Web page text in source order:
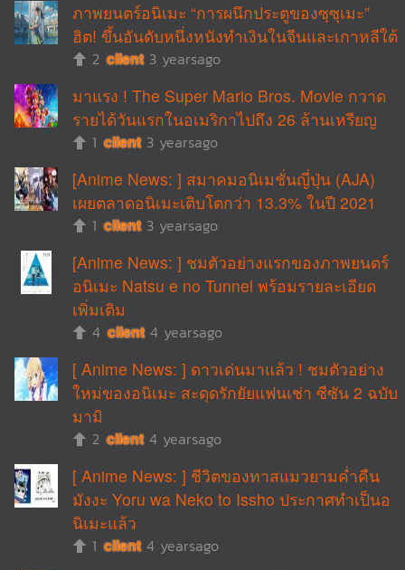
ภาพยนตร์อนิเมะ “การผนึกประตูของซุซุเมะ”
ฮิต! ขึ้นอันดับหนึ่งหนังทำเงินในจีนและเกาหลีใต้
2 cilent 3 yearsago
มาแรง ! The Super Mario Bros. Movie กวาด
รายได้วันแรกในอเมริกาไปถึง 26 ล้านเหรียญ
1 cilent 3 yearsago
[Anime News: ] สมาคมอนิเมชั่นญี่ปุ่น (AJA)
เผยตลาดอนิเมะเติบโตกว่า 13.3% ในปี 2021
1 cilent 3 yearsago
[Anime News: ] ชมตัวอย่างแรกของภาพยนตร์
อนิเมะ Natsu e no Tunnel พร้อมรายละเอียด
เพิ่มเติม
4 cilent 4 yearsago
[ Anime News: ] ดาวเด่นมาแล้ว ! ชมตัวอย่าง
ใหม่ของอนิเมะ สะดุดรักยัยแฟนเช่า ซีซัน 2 ฉบับ
มามิ
2 cilent 4 yearsago
[ Anime News: ] ชีวิตของทาสแมวยามค่ำคืน
มังงะ Yoru wa Neko to Issho ประกาศทำเป็นอ
นิเมะแล้ว
1 cilent 4 yearsago